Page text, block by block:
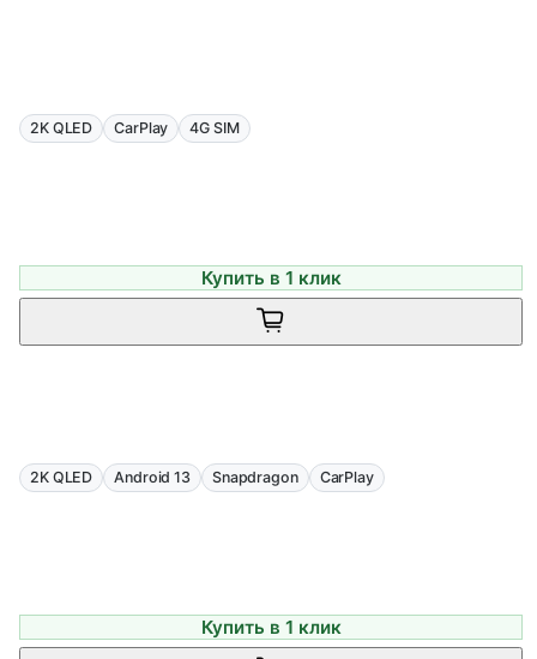
2K QLED CarPlay 4G SIM
Купить в 1 клик
2K QLED Android 13 Snapdragon CarPlay
Купить в 1 клик